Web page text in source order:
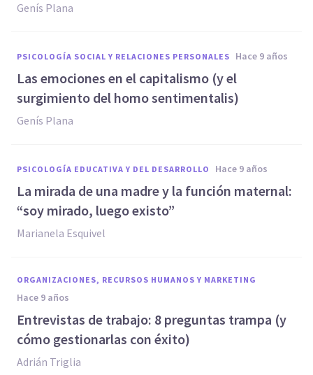
Genís Plana
PSICOLOGÍA SOCIAL Y RELACIONES PERSONALES hace 9 años
Las emociones en el capitalismo (y el
surgimiento del homo sentimentalis)
Genís Plana
PSICOLOGÍA EDUCATIVA Y DEL DESARROLLO hace 9 años
​La mirada de una madre y la función maternal:
“soy mirado, luego existo”
Marianela Esquivel
ORGANIZACIONES, RECURSOS HUMANOS Y MARKETING
hace 9 años
Entrevistas de trabajo: 8 preguntas trampa (y
cómo gestionarlas con éxito)
Adrián Triglia